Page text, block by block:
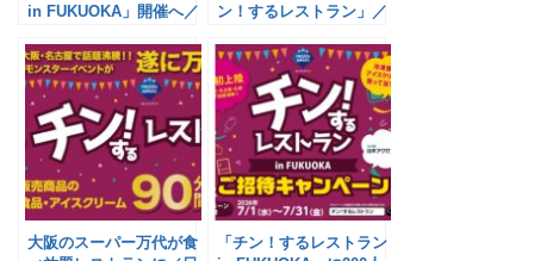
in FUKUOKA」開催へ／
ン！するレストラン」／
大阪のスーパー万代が食
「チン！するレストラン